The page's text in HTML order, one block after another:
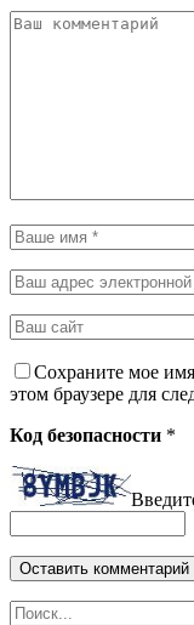
Сохраните мое
этом браузере для
Код безопасности *